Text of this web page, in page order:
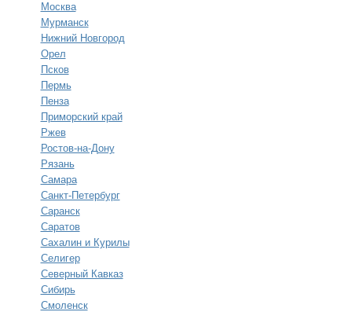
Москва
Мурманск
Нижний Новгород
Орел
Псков
Пермь
Пенза
Приморский край
Ржев
Ростов-на-Дону
Рязань
Самара
Санкт-Петербург
Саранск
Саратов
Сахалин и Курилы
Селигер
Северный Кавказ
Сибирь
Смоленск